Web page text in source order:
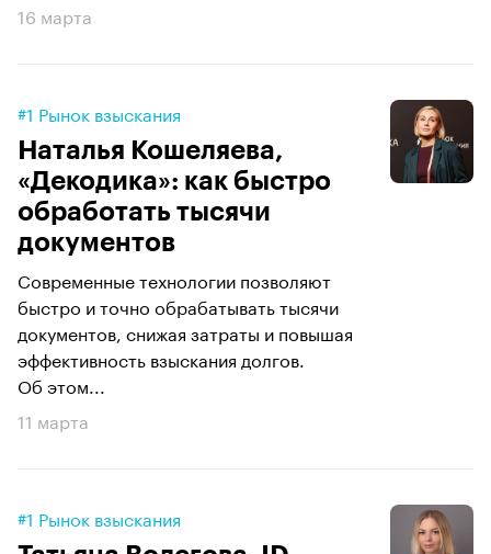
16 марта
#1 Рынок взыскания
Наталья Кошеляева,
«Декодика»: как быстро
обработать тысячи
документов
Современные технологии позволяют
быстро и точно обрабатывать тысячи
документов, снижая затраты и повышая
эффективность взыскания долгов.
Об этом...
11 марта
#1 Рынок взыскания